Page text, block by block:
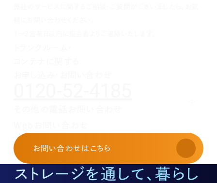
お申し込み・お問い合わせ
03-3526-8568
土地活用に関するお問い合わせ
03-3526-8574
底地に関するお問い合わせ
03-3526-8572
お問い合わせ はこちら
ストレージを通して、暮らし